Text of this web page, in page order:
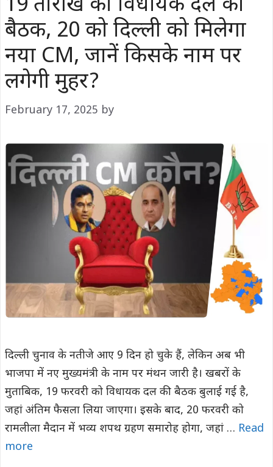
19 तारीख को विधायक दल की
बैठक, 20 को दिल्ली को मिलेगा
नया CM, जानें किसके नाम पर
लगेगी मुहर?
February 17, 2025 by
दिल्ली चुनाव के नतीजे आए 9 दिन हो चुके हैं, लेकिन अब भी
भाजपा में नए मुख्यमंत्री के नाम पर मंथन जारी है। खबरों के
मुताबिक, 19 फरवरी को विधायक दल की बैठक बुलाई गई है,
जहां अंतिम फैसला लिया जाएगा। इसके बाद, 20 फरवरी को
रामलीला मैदान में भव्य शपथ ग्रहण समारोह होगा, जहां … Read
more